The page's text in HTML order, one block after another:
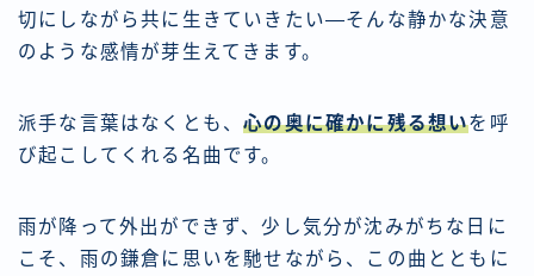
切にしながら共に生きていきたい―そんな静かな決意
のような感情が芽生えてきます。
派手な言葉はなくとも、心の奥に確かに残る想いを呼
び起こしてくれる名曲です。
雨が降って外出ができず、少し気分が沈みがちな日に
こそ、雨の鎌倉に思いを馳せながら、この曲とともに